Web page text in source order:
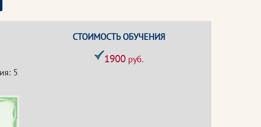
5
СТОИМОСТЬ ОБУЧЕНИЯ
1900руб.